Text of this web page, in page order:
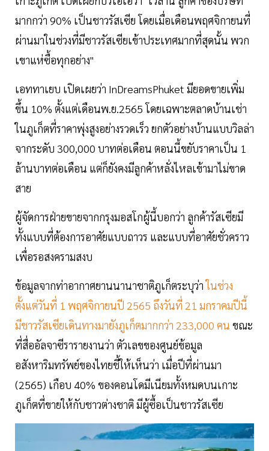
มากกว่า 90% เป็นชาวรัสเซีย โดยเมื่อเดือนพฤศจิกายนที่
ผ่านมาในช่วงที่มีชาวรัสเซียเข้าประเทศมากที่สุดนั้น พวก
เขาแห่ซื้อทุกอย่าง"
เอททาเยบ เปิดเผยว่า InDreamsPhuket มียอดขายเพิ่ม
ขึ้น 10% ตั้งแต่เดือนพ.ย.2565 โดยเฉพาะตลาดบ้านเช่า
ในภูเก็ตที่ราคาพุ่งสูงอย่างรวดเร็ว ยกตัวอย่างบ้านแบบวิลล่า
จากระดับ 300,000 บาทต่อเดือน ตอนนี้ขยับราคาเป็น 1
ล้านบาทต่อเดือน แต่ก็ยังคงมีลูกค้าหลั่งไหลเข้ามาไม่ขาด
สาย
ผู้จัดการฝ่ายขายจากกรุงมอสโกผู้นี้บอกว่า ลูกค้ารัสเซียมี
ทั้งแบบที่ต้องการอาศัยแบบถาวร และแบบที่อาศัยชั่วคราว
เพื่อรอสงครามสงบ
ข้อมูลจากท่าอากาศยานนานาชาติภูเก็ตระบุว่าในช่วง
ตั้งแต่วันที่ 1 พฤศจิกายนปี 2565 ถึงวันที่ 21 มกราคมปีนี้
มีชาวรัสเซียเดินทางมายังภูเก็ตมากกว่า 233,000 คน ขณะ
ที่สื่ออัลจาซีรารายงานว่า ตัวเลขของศูนย์ข้อมูล
อสังหาริมทรัพย์ของไทยชี้ให้เห็นว่า เมื่อปีที่ผ่านมา
(2565) เกือบ 40% ของคอนโดมีเนียมทั้งหมดบนเกาะ
ภูเก็ตที่ขายให้กับชาวต่างชาติ มีผู้ซื้อเป็นชาวรัสเซีย